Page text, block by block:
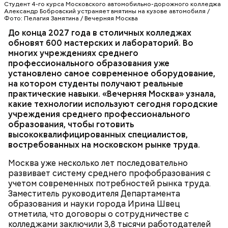
Студент 4-го курса Московского автомобильно-дорожного колледжа
Александр Бобровский устраняет вмятины на кузове автомобиля /
Фото: Пелагия Замятина / Вечерняя Москва
До конца 2027 года в столичных колледжах
обновят 600 мастерских и лабораторий. Во
многих учреждениях среднего
профессионального образования уже
установлено самое современное оборудование,
на котором студенты получают реальные
практические навыки. «Вечерняя Москва» узнала,
какие технологии используют сегодня городские
учреждения среднего профессионального
образования, чтобы готовить
высококвалифицированных специалистов,
востребованных на московском рынке труда.
Москва уже несколько лет последовательно
развивает систему среднего профобразования с
учетом современных потребностей рынка труда.
Заместитель руководителя Департамента
образования и науки города Ирина Швец
отметила, что договоры о сотрудничестве с
колледжами заключили 3,8 тысячи работодателей
— С учетом их запросов обновлены все
образовательные программы, а практика теперь
занимает не менее 70 процентов учебного
времени, — рассказала она. — Чтобы повысить
качество обучения, мы переоснастили полторы
тысячи мастерских и лабораторий. Ирина Швец
сообщила, что к 2031 году планируется полностью
обновить инфраструктуру городских колледжей, в
том числе — построить семь новых, где будут
обучаться более 60 тысяч студентов.
ОБРАЗОВАНИЕ МОСКВА КОЛЛЕДЖИ
— Увидев, как здесь все устроено, послушав
рассказы режиссеров, актеров, я по-другому стала
смотреть на кинематограф. Думаю, что мне было
Мария добавила, что здесь она увидела:
киношники работают многозадачно, что отлично
подошло бы ей по складу ума и характера.